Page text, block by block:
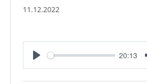
11.12.2022
Play
20:13